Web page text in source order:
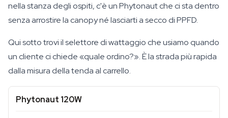
nella stanza degli ospiti, c'è un Phytonaut che ci sta dentro
senza arrostire la canopy né lasciarti a secco di PPFD.
Qui sotto trovi il selettore di wattaggio che usiamo quando
un cliente ci chiede «quale ordino?». È la strada più rapida
dalla misura della tenda al carrello.
Phytonaut 120W